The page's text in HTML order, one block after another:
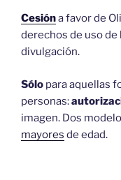
Cesióna favor de
derechos de uso
divulgación.
Sólo para aquellas
personas:
imagen. Dos
mayores de edad.